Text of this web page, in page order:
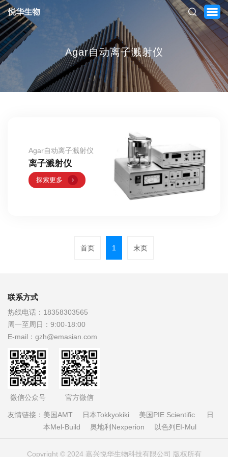
首页
关于我们
服务支持
联系我们
Agar自动离子溅射仪
Agar自动离子溅射仪
离子溅射仪
探索更多
首页 1 末页
联系方式
热线电话： 18358303565
周一至周日： 9:00-18:00
E-mail： gzh@emasian.com
微信公众号 官方微信
友情链接： 美国AMT 日本Tokkyokiki 美国PIE Scientific
日
本Mel-Build
奥地利Nexperion 以色列EI-Mul
Copyright © 2024 嘉兴悦华生物科技有限公司 版权所有